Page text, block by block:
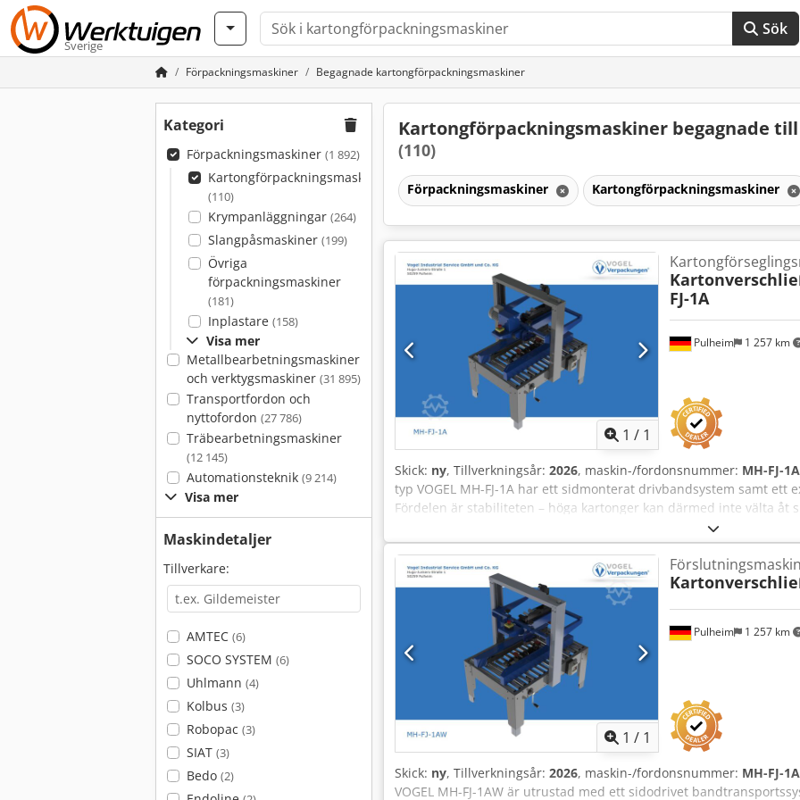
Sverige
Sök
Förpackningsmaskiner Begagnade kartongförpackningsmaskiner
Kategori
Förpackningsmaskiner (1 892)
Kartongförpackningsmaskiner
(110)
Krympanläggningar (264)
Slangpåsmaskiner (199)
Övriga
förpackningsmaskiner
(181)
Inplastare (158)
Visa mer
Metallbearbetningsmaskiner
och verktygsmaskiner (31 895)
Transportfordon och
nyttofordon (27 786)
Träbearbetningsmaskiner
(12 145)
Automationsteknik (9 214)
Visa mer
Maskindetaljer
Tillverkare:
AMTEC (6)
SOCO SYSTEM (6)
Uhlmann (4)
Kolbus (3)
Robopac (3)
SIAT (3)
Bedo (2)
Kartongförpackningsmaskiner begagnade
(110)
Förpackningsmaskiner Kartongförpackningsmaskiner
1 / 1
Pulheim 1 257 km
FJ-1A
Skick: ny, Tillverkningsår: 2026, maskin-/fordonsnummer: MH-FJ-
typ VOGEL MH-FJ-1A har ett sidmonterat drivbandsystem samt ett
Fördelen är stabiliteten – höga kartonger kan därmed inte välta åt
mm Bredd 120 – 480 mm Höjd: 120 – 480 mm Tekniska data:
Driftspänning 220 V CE-märkning Crjdpfxezr H Hlj Afujf Tillbehör:
kartongförslutareprogram erbjuder vi länkhjul, in- och utloppbord
1 / 1
Pulheim 1 257 km
Skick: ny, Tillverkningsår: 2026, maskin-/fordonsnummer: MH-FJ-
VOGEL MH-FJ-1AW är utrustad med ett sidodrivet